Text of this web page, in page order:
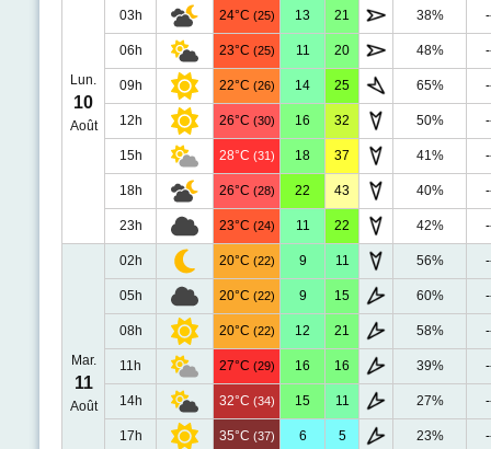
Lun.
10
Août
03h 24°C (25) 13 21 38%
06h 23°C (25) 11 20 48%
09h 22°C (26) 14 25 65%
12h 26°C (30) 16 32 50%
15h 28°C (31) 18 37 41%
18h 26°C (28) 22 43 40%
23h 23°C (24) 11 22 42%
Mar.
11
Août
02h 20°C (22) 9 11 56%
05h 20°C (22) 9 15 60%
08h 20°C (22) 12 21 58%
11h 27°C (29) 16 16 39%
14h 32°C (34) 15 11 27%
17h 35°C (37) 6 5 23%